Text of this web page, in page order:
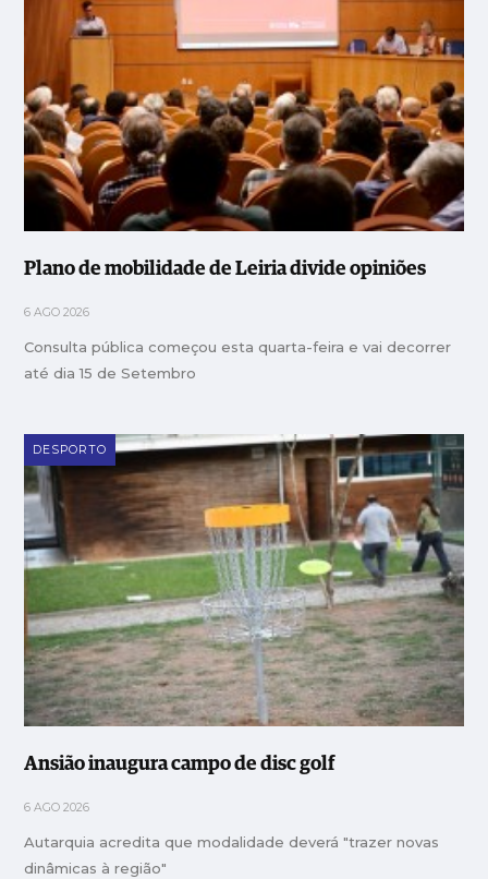
Plano de mobilidade de Leiria divide opiniões
6 AGO 2026
Consulta pública começou esta quarta-feira e vai decorrer
até dia 15 de Setembro
DESPORTO
Ansião inaugura campo de disc golf
6 AGO 2026
Autarquia acredita que modalidade deverá "trazer novas
dinâmicas à região"